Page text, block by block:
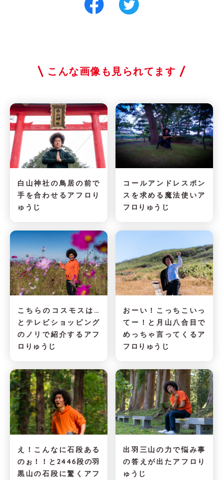
こんな画像も見られてます
白山神社の鳥居の前で
手を合わせるアフロり
ゅうじ
コールアンドレスポン
スを求める魔法使いア
フロりゅうじ
こちらのコスモスは…
とテレビショッピング
のノリで紹介するアフ
ロりゅうじ
おーい！こっちこいっ
てー！と月山八合目で
めっちゃ言ってくるア
フロりゅうじ
え！こんなに石段ある
のぉ！！と2446段の羽
黒山の石段に驚くアフ
出羽三山の力で悩み事
の答えが出たアフロり
ゅうじ